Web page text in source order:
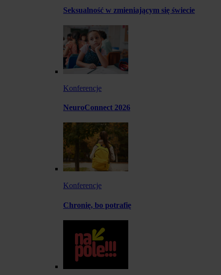
Seksualność w zmieniającym się świecie
Konferencje
NeuroConnect 2026
Konferencje
Chronię, bo potrafię